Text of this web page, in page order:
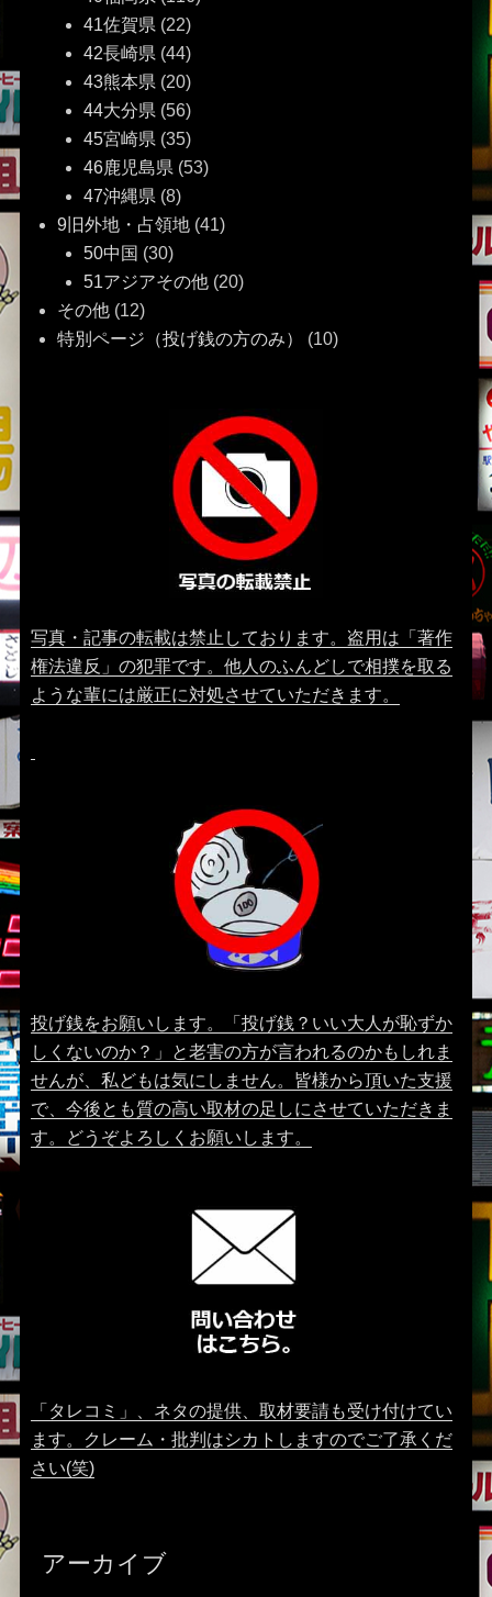
41佐賀県 (22)
42長崎県 (44)
43熊本県 (20)
44大分県 (56)
45宮崎県 (35)
46鹿児島県 (53)
47沖縄県 (8)
9旧外地・占領地(41)
50中国 (30)
51アジアその他(20)
その他(12)
特別ページ（投げ銭の方のみ）
(10)
写真・記事の転載は禁止しております。盗用は「著作
権法違反」の犯罪です。他人のふんどしで相撲を取る
ような輩には厳正に対処させていただきます。
投げ銭をお願いします。「投げ銭？いい大人が恥ずか
しくないのか？」と老害の方が言われるのかもしれま
せんが、私どもは気にしません。皆様から頂いた支援
で、今後とも質の高い取材の足しにさせていただきま
す。どうぞよろしくお願いします。
「タレコミ」、ネタの提供、取材要請も受け付けてい
ます。クレーム・批判はシカトしますのでご了承くだ
さい(笑)
アーカイブ